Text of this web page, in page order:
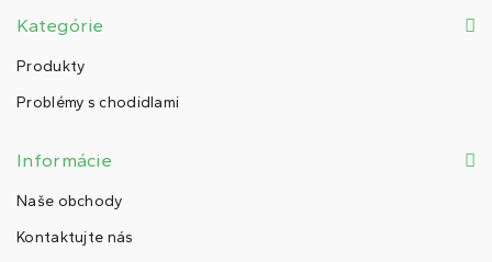
Kategórie
Produkty
Problémy s chodidlami
Informácie
Naše obchody
Kontaktujte nás